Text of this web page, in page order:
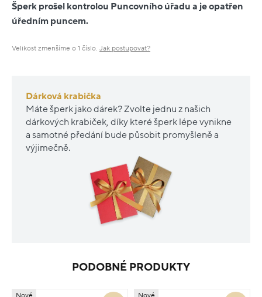
Šperk prošel kontrolou Puncovního úřadu a je opatřen
úředním puncem.
Velikost zmenšíme o 1 číslo. Jak postupovat?
Dárková krabička
Máte šperk jako dárek? Zvolte jednu z našich
dárkových krabiček, díky které šperk lépe vynikne
a samotné předání bude působit promyšleně a
výjimečně.
PODOBNÉ PRODUKTY